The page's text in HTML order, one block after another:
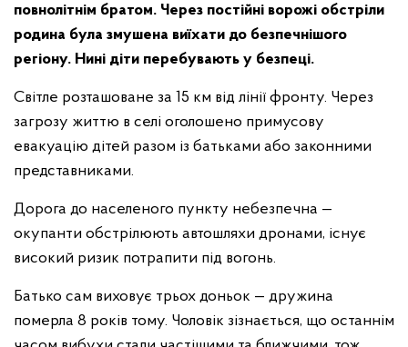
повнолітнім братом. Через постійні ворожі обстріли
родина була змушена виїхати до безпечнішого
регіону. Нині діти перебувають у безпеці.
Світле розташоване за 15 км від лінії фронту. Через
загрозу життю в селі оголошено примусову
евакуацію дітей разом із батьками або законними
представниками.
Дорога до населеного пункту небезпечна —
окупанти обстрілюють автошляхи дронами, існує
високий ризик потрапити під вогонь.
Батько сам виховує трьох доньок — дружина
померла 8 років тому. Чоловік зізнається, що останнім